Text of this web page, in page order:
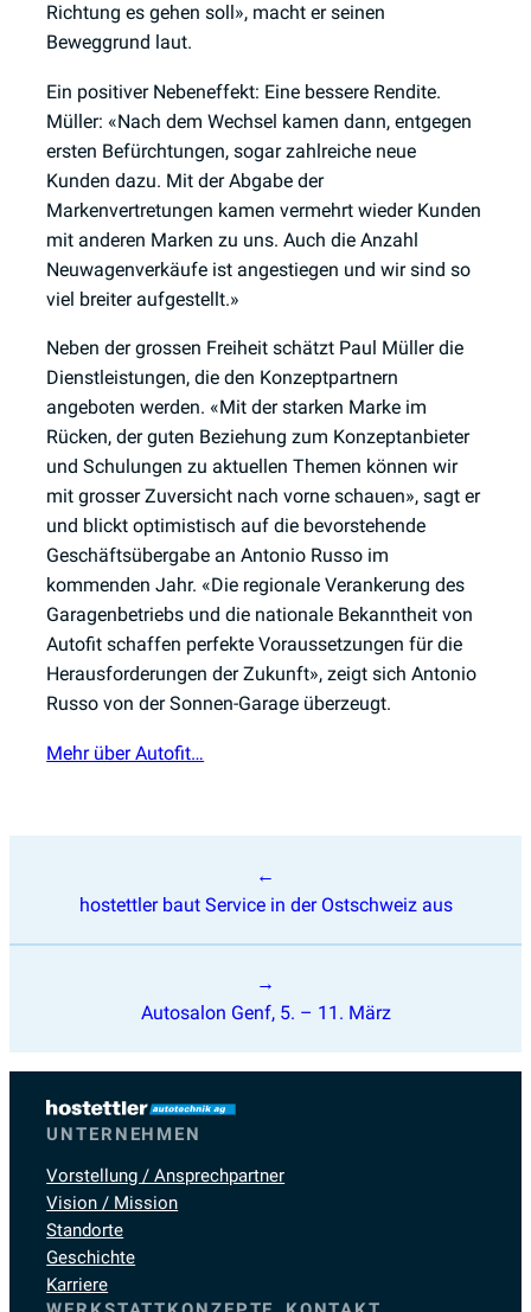
Richtung es gehen soll», macht er seinen
Beweggrund laut.
Ein positiver Nebeneffekt: Eine bessere Rendite.
Müller: «Nach dem Wechsel kamen dann, entgegen
ersten Befürchtungen, sogar zahlreiche neue
Kunden dazu. Mit der Abgabe der
Markenvertretungen kamen vermehrt wieder Kunden
mit anderen Marken zu uns. Auch die Anzahl
Neuwagenverkäufe ist angestiegen und wir sind so
viel breiter aufgestellt.»
Neben der grossen Freiheit schätzt Paul Müller die
Dienstleistungen, die den Konzeptpartnern
angeboten werden. «Mit der starken Marke im
Rücken, der guten Beziehung zum Konzeptanbieter
und Schulungen zu aktuellen Themen können wir
mit grosser Zuversicht nach vorne schauen», sagt er
und blickt optimistisch auf die bevorstehende
Geschäftsübergabe an Antonio Russo im
kommenden Jahr. «Die regionale Verankerung des
Garagenbetriebs und die nationale Bekanntheit von
Autofit schaffen perfekte Voraussetzungen für die
Herausforderungen der Zukunft», zeigt sich Antonio
Russo von der Sonnen-Garage überzeugt.
Mehr über Autofit…
hostettler baut Service in der Ostschweiz aus
Autosalon Genf, 5. – 11. März
UNTERNEHMEN
Vorstellung / Ansprechpartner
Vision / Mission
Standorte
Geschichte
Karriere